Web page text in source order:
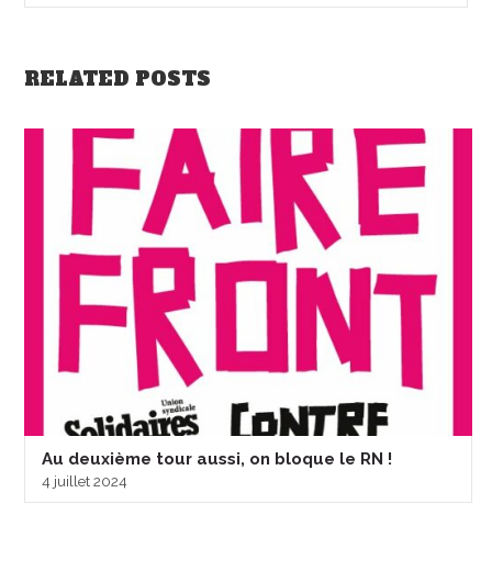
RELATED POSTS
Au deuxième tour aussi, on bloque le RN !
4 juillet 2024